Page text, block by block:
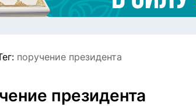
поручение президента
президента